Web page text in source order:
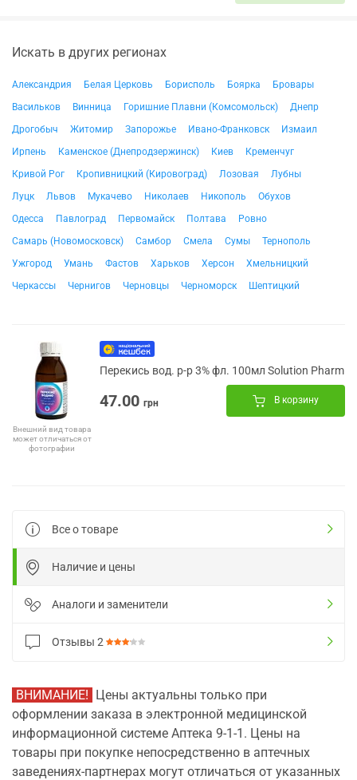
Искать в других регионах
Александрия Белая Церковь Борисполь Боярка
Бровары
Васильков
Винница Горишние Плавни (Комсомольск)
Днепр
Дрогобыч
Житомир Запорожье Ивано-Франковск
Измаил
Ирпень
Каменское (Днепродзержинск) Киев
Кременчуг
Кривой Рог
Кропивницкий (Кировоград) Лозовая
Лубны
Луцк
Львов Мукачево Николаев Никополь
Обухов
Одесса
Павлоград Первомайск Полтава
Ровно
Самарь (Новомосковск)
Самбор Смела Сумы
Тернополь
Ужгород
Умань Фастов Харьков Херсон
Хмельницкий
Черкассы
Чернигов Черновцы Черноморск Шептицкий
Внешний вид товара
может отличаться от
фотографии
Перекись вод. р-р 3% фл. 100мл Solution Pharm
47.00 грн В корзину
Все о товаре
Наличие и цены
Аналоги и заменители
Отзывы 2
ВНИМАНИЕ! Цены актуальны только при
оформлении заказа в электронной медицинской
информационной системе Аптека 9-1-1. Цены на
товары при покупке непосредственно в аптечных
заведениях-партнерах могут отличаться от указанных